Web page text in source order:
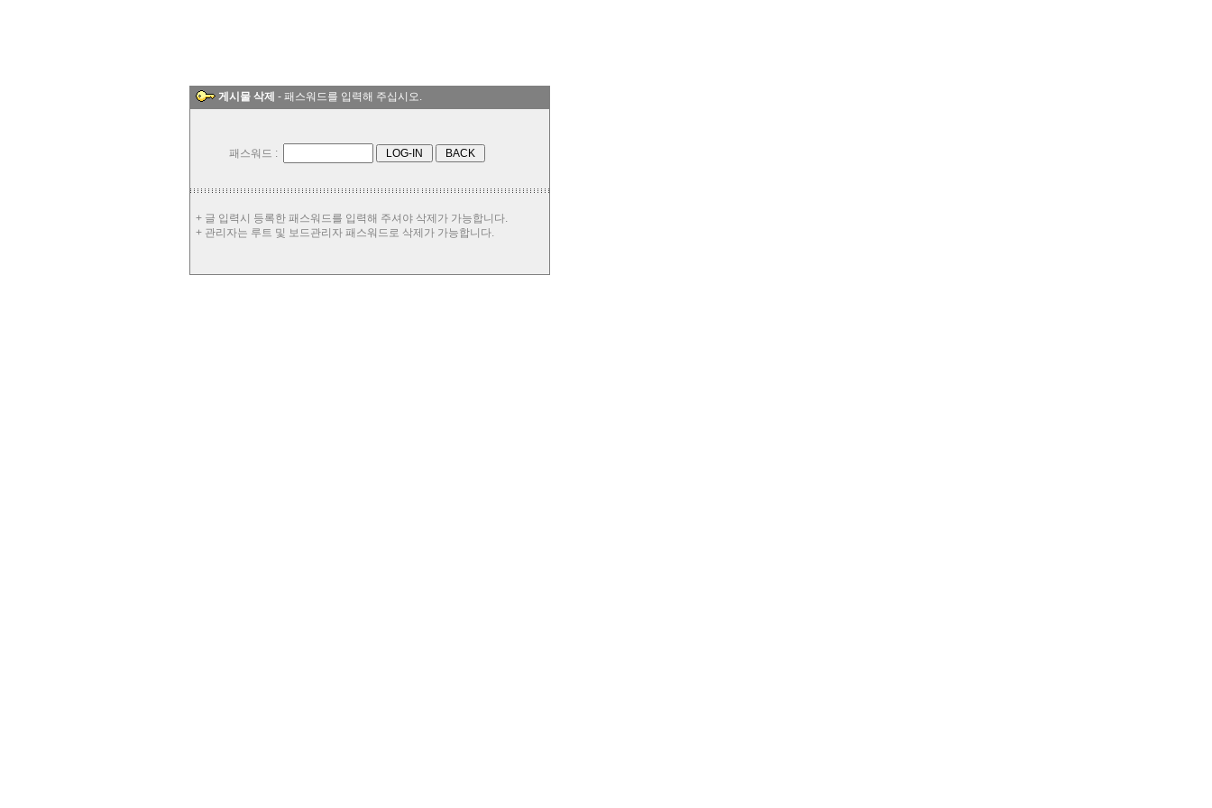
게시물 삭제 - 패스워드를 입력해 주십시오.
패스워드 :
+ 글 입력시 등록한 패스워드를 입력해 주셔야 삭제가 가능합니다.
+ 관리자는 루트 및 보드관리자 패스워드로 삭제가 가능합니다.